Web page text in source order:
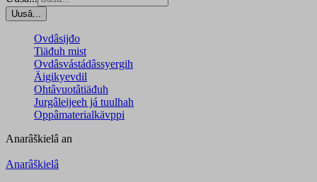
Uusâ...
Ovdâsijđo
Tiäđuh mist
Ovdâsvástádâssyergih
Äigikyevdil
Ohtâvuotâtiäđuh
Jurgâleijeeh já tuulhah
Oppâmaterialkävppi
Anarâškielâ an
Anarâškielâ